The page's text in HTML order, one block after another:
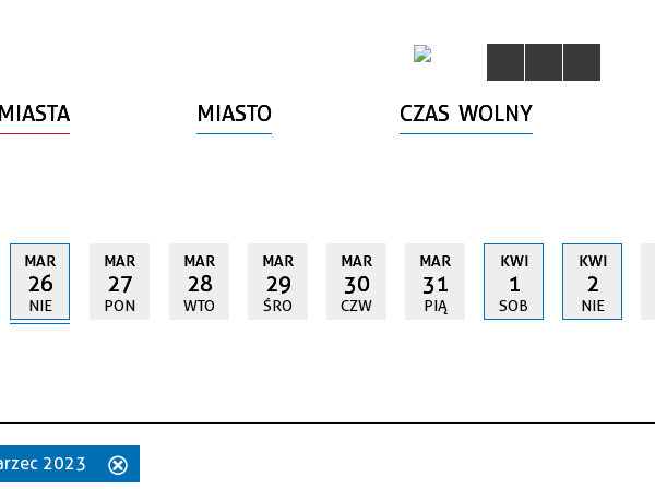
MIASTO CZAS WOLNY
MAR
26
NIE
MAR
27
PON
MAR
28
WTO
MAR
29
ŚRO
MAR
30
CZW
MAR
31
PIĄ
KWI
1
SOB
KWI
2
NIE
2023